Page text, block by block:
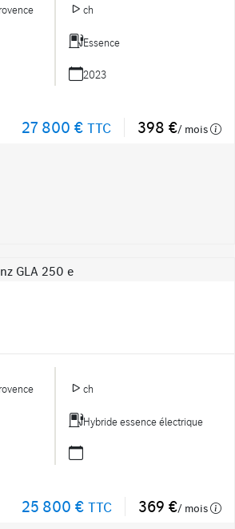
ch
Essence
2023
27 800 € TTC 398 €/ mois
ch
Hybride essence électrique
25 800 € TTC 369 €/ mois